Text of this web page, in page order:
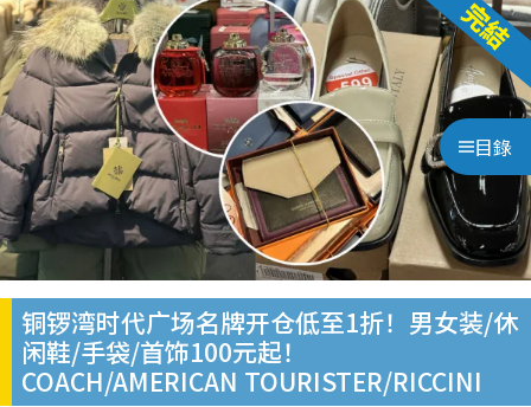
目錄
铜锣湾时代广场名牌开仓低至1折！男女装/休
闲鞋/手袋/首饰100元起！
COACH/AMERICAN TOURISTER/RICCINI